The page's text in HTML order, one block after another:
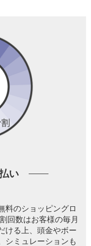
い
料のショッピングロ
回数はお客様の毎月
ける上、頭金やボー
シミュレーションも